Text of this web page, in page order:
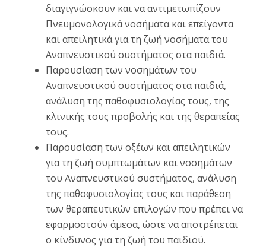
διαγιγνώσκουν και να αντιμετωπίζουν
Πνευμονολογικά νοσήματα και επείγοντα
και απειλητικά για τη ζωή νοσήματα του
Αναπνευστικού συστήματος στα παιδιά.
Παρουσίαση των νοσημάτων του
Αναπνευστικού συστήματος στα παιδιά,
ανάλυση της παθοφυσιολογίας τους, της
κλινικής τους προβολής και της θεραπείας
τους.
Παρουσίαση των οξέων και απειλητικών
για τη ζωή συμπτωμάτων και νοσημάτων
του Αναπνευστικού συστήματος, ανάλυση
της παθοφυσιολογίας τους και παράθεση
των θεραπευτικών επιλογών που πρέπει να
εφαρμοστούν άμεσα, ώστε να αποτρέπεται
ο κίνδυνος για τη ζωή του παιδιού.